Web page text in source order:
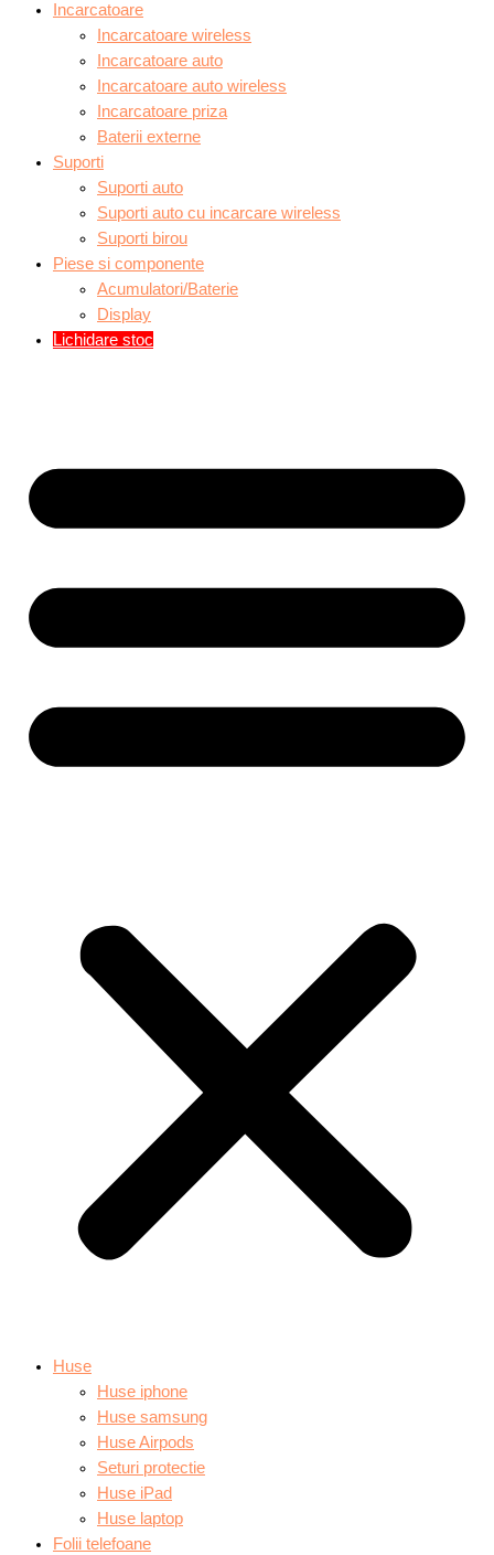
Incarcatoare
Incarcatoare wireless
Incarcatoare auto
Incarcatoare auto wireless
Incarcatoare priza
Baterii externe
Suporti
Suporti auto
Suporti auto cu incarcare wireless
Suporti birou
Piese si componente
Acumulatori/Baterie
Display
Lichidare stoc
Huse
Huse iphone
Huse samsung
Huse Airpods
Seturi protectie
Huse iPad
Huse laptop
Folii telefoane